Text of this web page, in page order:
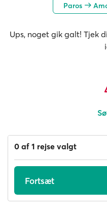
Paros
Ups, noget gik galt! Tjek
0 af 1 rejse valgt
Fortsæt